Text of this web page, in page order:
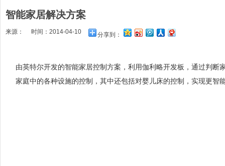
智能家居解决方案
来源： 时间：2014-04-10 分享到：
由英特尔开发的智能家居控制方案，利用伽利略开发板，通过判断
家庭中的各种设施的控制，其中还包括对婴儿床的控制，实现更智